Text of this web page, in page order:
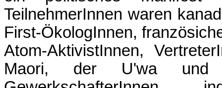
TeilnehmerInnen waren
First-ÖkologInnen,
Atom-AktivistInnen,
Maori, der U'wa und